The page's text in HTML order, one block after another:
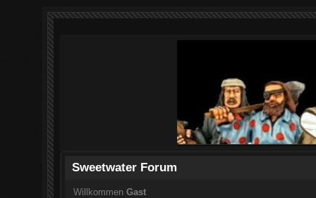
Sweetwater Forum
Willkommen Gast